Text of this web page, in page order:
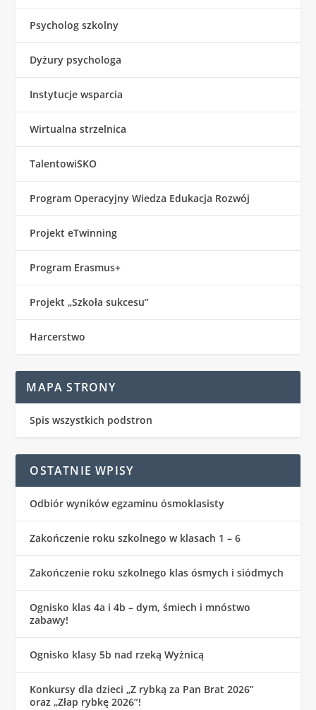
Psycholog szkolny
Dyżury psychologa
Instytucje wsparcia
Wirtualna strzelnica
TalentowiSKO
Program Operacyjny Wiedza Edukacja Rozwój
Projekt eTwinning
Program Erasmus+
Projekt „Szkoła sukcesu”
Harcerstwo
MAPA STRONY
Spis wszystkich podstron
OSTATNIE WPISY
Odbiór wyników egzaminu ósmoklasisty
Zakończenie roku szkolnego w klasach 1 – 6
Zakończenie roku szkolnego klas ósmych i siódmych
Ognisko klas 4a i 4b – dym, śmiech i mnóstwo
zabawy!
Ognisko klasy 5b nad rzeką Wyżnicą
Konkursy dla dzieci „Z rybką za Pan Brat 2026”
oraz „Złap rybkę 2026”!